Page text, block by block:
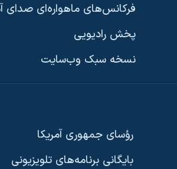
فرکانس‌های ماهواره‌ای صدای
پخش رادیویی
نسخه سبک وب‌سایت
رؤسای جمهوری آمریکا
بایگانی برنامه‌های تلویزیونی